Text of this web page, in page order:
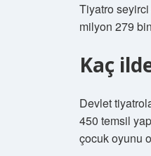
Tiyatro seyirci
milyon 279
Kaç
Devlet
450 temsil
çocuk oyunu